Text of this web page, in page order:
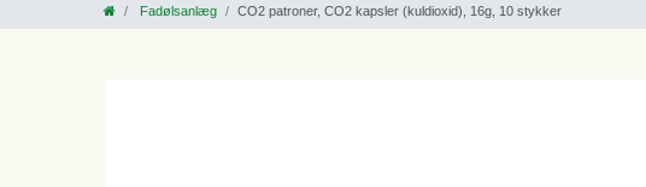
Fadølsanlæg CO2 patroner, CO2 kapsler (kuldioxid), 16g, 10 stykker